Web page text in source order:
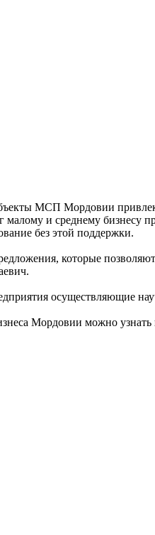
МСП Мордовии
малому и среднему
без этой поддержки.
которые
осуществляющие
Мордовии можно